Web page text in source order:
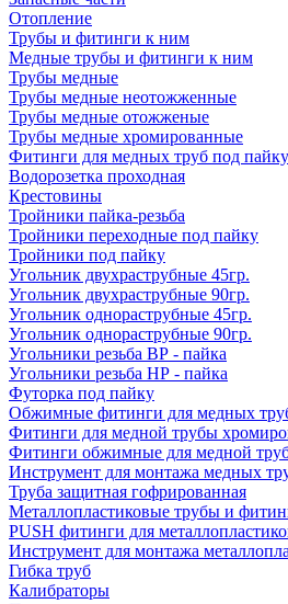
Отопление
Трубы и фитинги к ним
Медные трубы и фитинги к ним
Трубы медные
Трубы медные неотожженные
Трубы медные отожженые
Трубы медные хромированные
Фитинги для медных труб под пайку
Водорозетка проходная
Крестовины
Тройники пайка-резьба
Тройники переходные под пайку
Тройники под пайку
Угольник двухраструбные 45гр.
Угольник двухраструбные 90гр.
Угольник однораструбные 45гр.
Угольник однораструбные 90гр.
Угольники резьба ВР - пайка
Угольники резьба НР - пайка
Футорка под пайку
Обжимные фитинги для медных
Фитинги для медной трубы
Фитинги обжимные для медной
Инструмент для монтажа медных
Труба защитная гофрированная
Металлопластиковые трубы и
PUSH фитинги для
Инструмент для монтажа
Гибка труб
Калибраторы